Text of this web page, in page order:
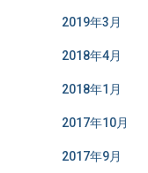
2019年3月
2018年4月
2018年1月
2017年10月
2017年9月